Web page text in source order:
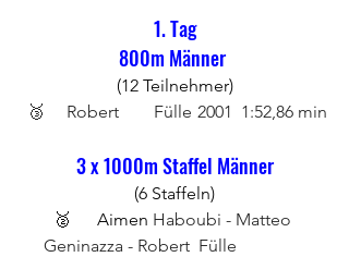
1. Tag
800m Männer
(12 Teilnehmer)
🥉	Robert 	Fülle	2001	1:52,86 min
3 x 1000m Staffel Männer
(6 Staffeln)
🥈	Aimen Haboubi - Matteo
Geninazza - Robert  Fülle